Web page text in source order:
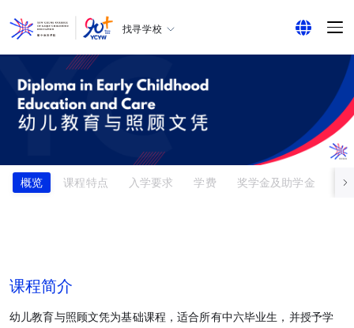
找寻学校
English
概览 课程特点 入学要求 学费 奖学金及助学金
课程简介
幼儿教育与照顾文凭为基础课程，适合所有中六毕业生，并授予学